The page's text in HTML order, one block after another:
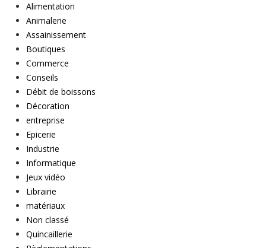
Alimentation
Animalerie
Assainissement
Boutiques
Commerce
Conseils
Débit de boissons
Décoration
entreprise
Epicerie
Industrie
Informatique
Jeux vidéo
Librairie
matériaux
Non classé
Quincaillerie